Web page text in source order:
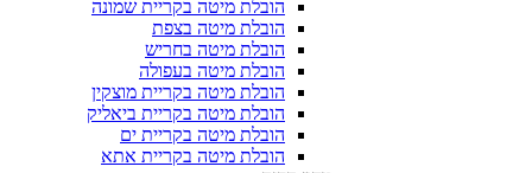
הובלת מיטה בקריית שמונה
הובלת מיטה בצפת
הובלת מיטה בחריש
הובלת מיטה בעפולה
הובלת מיטה בקריית מוצקין
הובלת מיטה בקריית ביאליק
הובלת מיטה בקריית ים
הובלת מיטה בקריית אתא